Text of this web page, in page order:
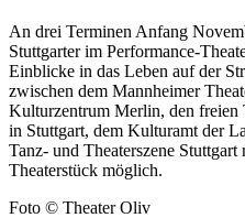
An drei Terminen Anfang
Stuttgarter im Performance-
Einblicke in das Leben auf der
zwischen dem Mannheimer
Kulturzentrum Merlin, den freien
in Stuttgart, dem Kulturamt der
Tanz- und Theaterszene
Theaterstück möglich.
Foto © Theater Oliv